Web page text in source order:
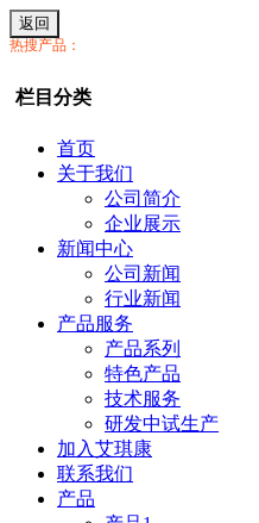
返回
热搜产品：
栏目分类
首页
关于我们
公司简介
企业展示
新闻中心
公司新闻
行业新闻
产品服务
产品系列
特色产品
技术服务
研发中试生产
加入艾琪康
联系我们
产品